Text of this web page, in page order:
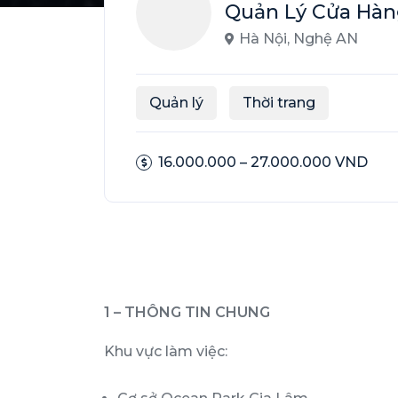
Quản Lý Cửa
Hà Nội, Nghệ AN
Quản lý Thời trang
16.000.000 – 27.000.000 VND
1 – THÔNG TIN CHUNG
Khu vực làm việc: